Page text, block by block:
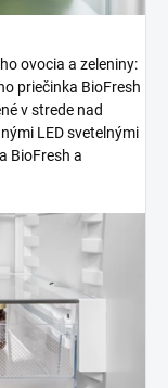
ovocia a zeleniny:
priečinka BioFresh
v strede nad
LED svetelnými
BioFresh a